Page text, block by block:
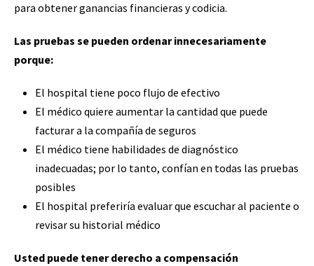
para obtener ganancias financieras y codicia.
Las pruebas se pueden ordenar innecesariamente
porque:
El hospital tiene poco flujo de efectivo
El médico quiere aumentar la cantidad que puede
facturar a la compañía de seguros
El médico tiene habilidades de diagnóstico
inadecuadas; por lo tanto, confían en todas las pruebas
posibles
El hospital preferiría evaluar que escuchar al paciente o
revisar su historial médico
Usted puede tener derecho a compensación